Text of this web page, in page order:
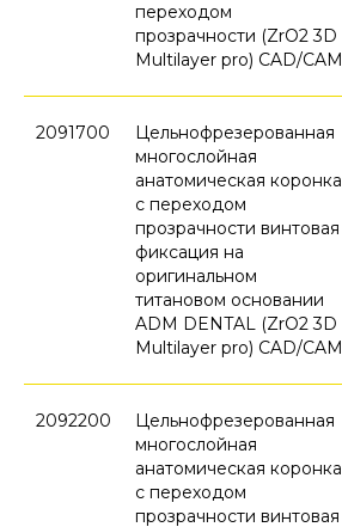
переходом
прозрачности (ZrO2 3D
Multilayer pro) CAD/CAM
2091700
Цельнофрезерованная
многослойная
анатомическая коронка
с переходом
прозрачности винтовая
фиксация на
оригинальном
титановом основании
ADM DENTAL (ZrO2 3D
Multilayer pro) CAD/CAM
2092200
Цельнофрезерованная
многослойная
анатомическая коронка
с переходом
прозрачности винтовая